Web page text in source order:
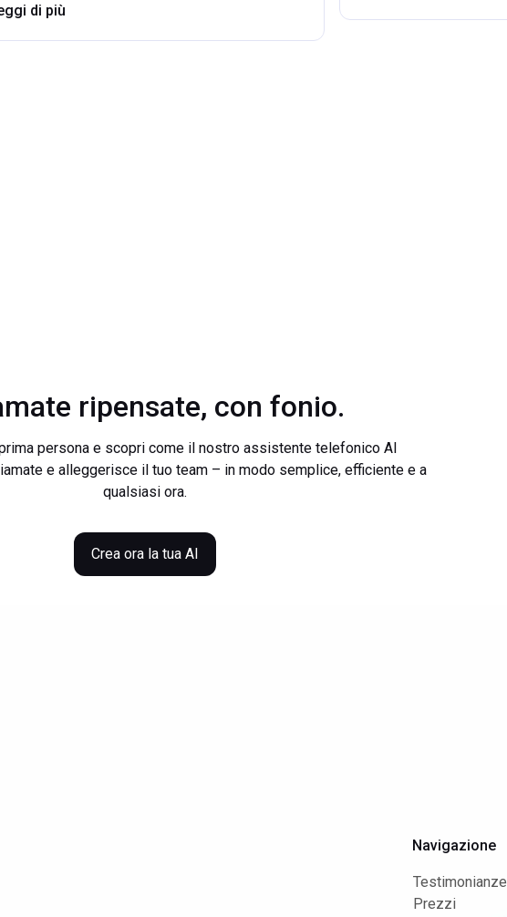
di più
ripensate, con fonio.
persona e scopri come il nostro assistente telefonico AI
e alleggerisce il tuo team – in modo semplice, efficiente e a
qualsiasi ora.
Crea ora la tua AI
Navigazione
Testimonianze
Prezzi